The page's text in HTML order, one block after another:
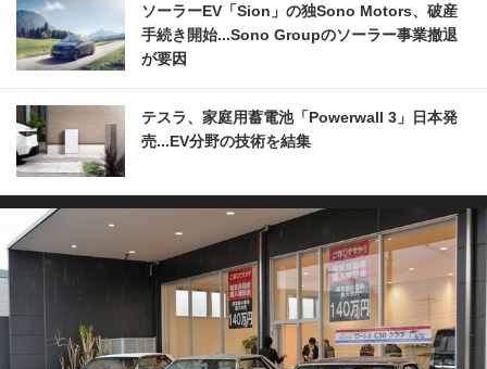
ソーラーEV「Sion」の独Sono Motors、破産
手続き開始...Sono Groupのソーラー事業撤退
が要因
テスラ、家庭用蓄電池「Powerwall 3」日本発
売...EV分野の技術を結集